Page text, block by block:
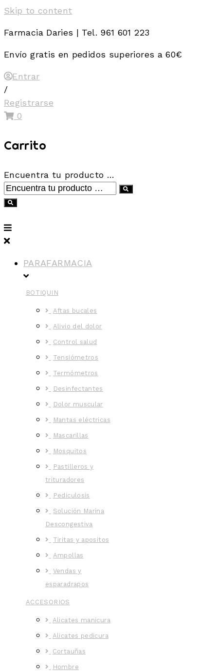
Skip to content
Farmacia Daries | Tel. 961 601 223
Envío gratis en pedidos superiores a 60€
Entrar
/
Registrarse
0
Carrito
Encuentra tu producto …
PARAFARMACIA
BOTIQUIN
Aftas bucales
Alivio del dolor
Control salud
Tensiómetros
Termómetros
Desinfectantes
Dolor muscular
Mantas eléctricas
Mascarillas
Mosquitos
Pastilleros y
trituradores
Pediculosis
Solución Marina
Descongestiva
Tiritas y apositos
Ampollas
Vendas y
esparadrapos
ACCESORIOS
Alicates manicura
Alicates pedicura
Cortauñas
Hombre